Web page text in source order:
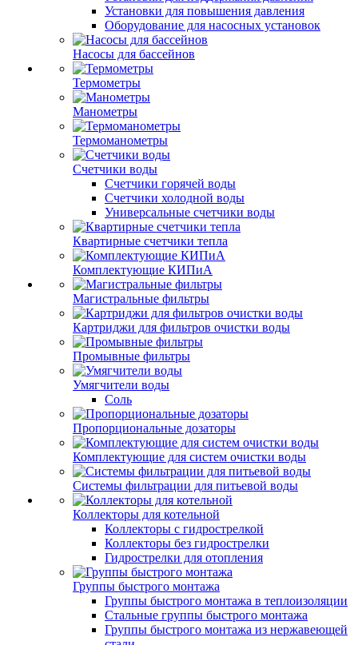
Установки для повышения давления
Оборудование для насосных установок
Насосы для бассейнов
Термометры
Манометры
Термоманометры
Счетчики воды
Счетчики горячей воды
Счетчики холодной воды
Универсальные счетчики воды
Квартирные счетчики тепла
Комплектующие КИПиА
Магистральные фильтры
Картриджи для фильтров очистки воды
Промывные фильтры
Умягчители воды
Соль
Пропорциональные дозаторы
Комплектующие для систем очистки воды
Системы фильтрации для питьевой воды
Коллекторы для котельной
Коллекторы с гидрострелкой
Коллекторы без гидрострелки
Гидрострелки для отопления
Группы быстрого монтажа
Группы быстрого монтажа в теплоизоляции
Стальные группы быстрого монтажа
Группы быстрого монтажа из нержавеющей